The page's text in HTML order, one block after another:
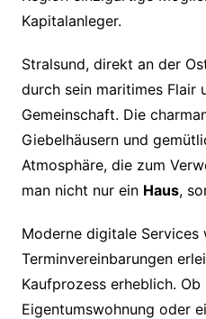
Kapitalanleger.
Stralsund, direkt an der
durch sein maritimes Flair
Gemeinschaft. Die
Giebelhäusern und
Atmosphäre, die zum
man nicht nur ein Haus,
Moderne digitale Services
Terminvereinbarungen
Kaufprozess erheblich.
Eigentumswohnung oder